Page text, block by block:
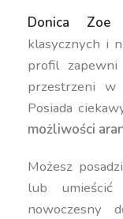
Donica Zoe
klasycznych i
profil zapewni
przestrzeni w
Posiada
możliwości
Możesz
lub
nowoczesny